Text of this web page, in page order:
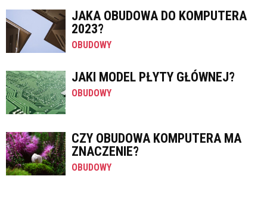
JAKA OBUDOWA DO KOMPUTERA
2023?
OBUDOWY
JAKI MODEL PŁYTY GŁÓWNEJ?
OBUDOWY
CZY OBUDOWA KOMPUTERA MA
ZNACZENIE?
OBUDOWY